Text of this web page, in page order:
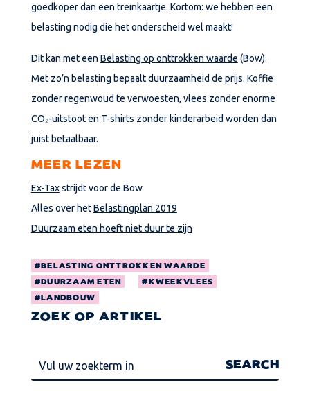
goedkoper dan een treinkaartje. Kortom: we hebben een
belasting nodig die het onderscheid wel maakt!
Dit kan met een Belasting op onttrokken waarde (Bow).
Met zo’n belasting bepaalt duurzaamheid de prijs. Koffie
zonder regenwoud te verwoesten, vlees zonder enorme
CO₂-uitstoot en T-shirts zonder kinderarbeid worden dan
juist betaalbaar.
MEER LEZEN
Ex-Taxstrijdt voor de Bow
Alles over hetBelastingplan 2019
Duurzaam eten hoeft niet duur te zijn
BELASTING ONTTROKKEN WAARDE
DUURZAAM ETEN KWEEKVLEES
LANDBOUW
ZOEK OP ARTIKEL